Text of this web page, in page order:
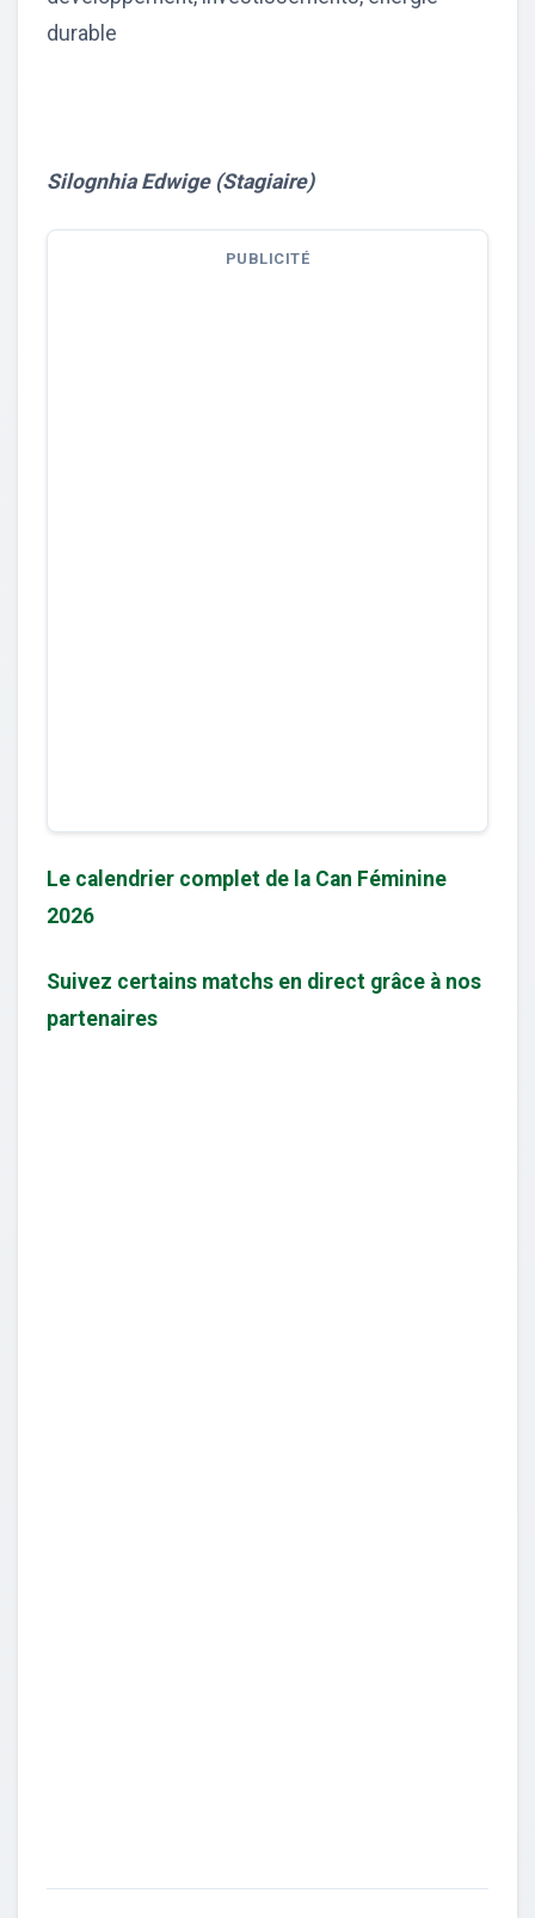
durable
Silognhia Edwige (Stagiaire)
PUBLICITÉ
Le calendrier complet de la Can Féminine
2026
Suivez certains matchs en direct grâce à nos
partenaires